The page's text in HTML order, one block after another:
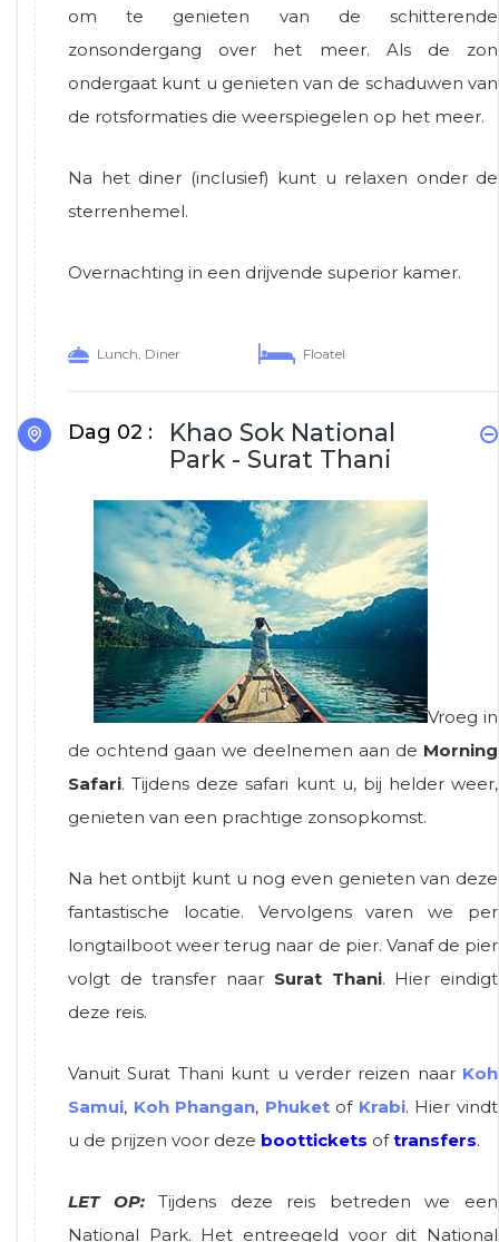
om te genieten van de schitterende
zonsondergang over het meer. Als de zon
ondergaat kunt u genieten van de schaduwen van
de rotsformaties die weerspiegelen op het meer.
Na het diner (inclusief) kunt u relaxen onder de
sterrenhemel.
Overnachting in een drijvende superior kamer.
Lunch, Diner Floatel
Dag 02 :
Khao Sok National
Park - Surat Thani
Vroeg in
de ochtend gaan we deelnemen aan de Morning
Safari. Tijdens deze safari kunt u, bij helder weer,
genieten van een prachtige zonsopkomst.
Na het ontbijt kunt u nog even genieten van deze
fantastische locatie. Vervolgens varen we per
longtailboot weer terug naar de pier. Vanaf de pier
volgt de transfer naar Surat Thani. Hier eindigt
deze reis.
Vanuit Surat Thani kunt u verder reizen naar Koh
Samui, Koh Phangan, Phuketof Krabi. Hier vindt
u de prijzen voor deze boottickets oftransfers.
LET OP:Tijdens deze reis betreden we een
National Park. Het entreegeld voor dit National